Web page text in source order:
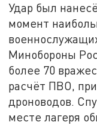
Удар был
момент
Минобороны
более 70
расчёт ПВО,
дроноводов.
месте лагеря